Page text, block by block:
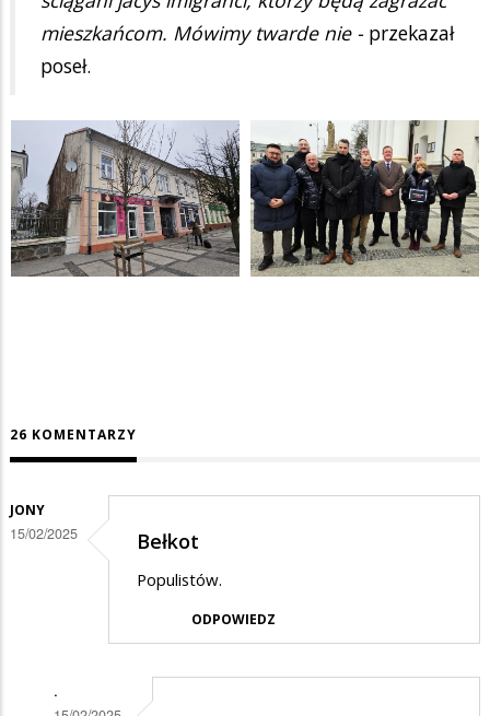
mieszkańcom. Mówimy twarde nie - przekazał
poseł.
26 KOMENTARZY
JONY
15/02/2025 Bełkot
Populistów.
ODPOWIEDZ
.